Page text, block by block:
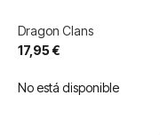
Dragon Clans
17,95 €
No está disponible